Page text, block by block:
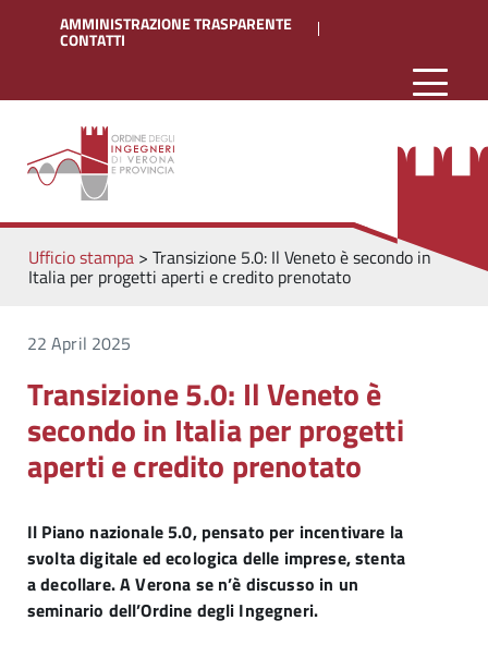
AMMINISTRAZIONE TRASPARENTE
CONTATTI
Ufficio stampa> Transizione 5.0: Il Veneto è secondo in
Italia per progetti aperti e credito prenotato
22 April 2025
Transizione 5.0: Il Veneto è
secondo in Italia per progetti
aperti e credito prenotato
Il Piano nazionale 5.0, pensato per incentivare la
svolta digitale ed ecologica delle imprese, stenta
a decollare. A Verona se n’è discusso in un
seminario dell’Ordine degli Ingegneri.